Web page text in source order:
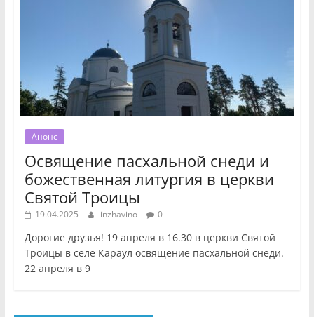
Анонс
Освящение пасхальной снеди и
божественная литургия в церкви
Святой Троицы
19.04.2025 inzhavino 0
Дорогие друзья! 19 апреля в 16.30 в церкви Святой
Троицы в селе Караул освящение пасхальной снеди.
22 апреля в 9